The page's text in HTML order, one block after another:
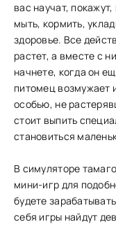
вас научат,
мыть, кормить,
здоровье. Все
растет, а вместе с
начнете, когда он
питомец возмужает
особью, не
стоит выпить
становиться
В симуляторе
мини-игр для
будете
себя игры найдут